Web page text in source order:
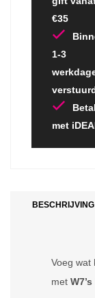
€35
1-3
met
BESCHRIJVING
Voeg wat
met